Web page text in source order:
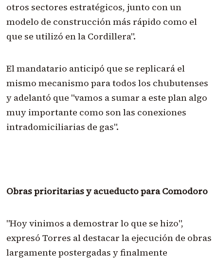
otros sectores estratégicos, junto con un
modelo de construcción más rápido como el
que se utilizó en la Cordillera".
El mandatario anticipó que se replicará el
mismo mecanismo para todos los chubutenses
y adelantó que "vamos a sumar a este plan algo
muy importante como son las conexiones
intradomiciliarias de gas".
Obras prioritarias y acueducto para Comodoro
"Hoy vinimos a demostrar lo que se hizo",
expresó Torres al destacar la ejecución de obras
largamente postergadas y finalmente